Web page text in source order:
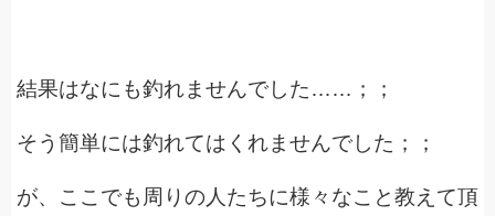
結果はなにも釣れませんでした……；；
そう簡単には釣れてはくれませんでした；；
が、ここでも周りの人たちに様々なこと教えて頂